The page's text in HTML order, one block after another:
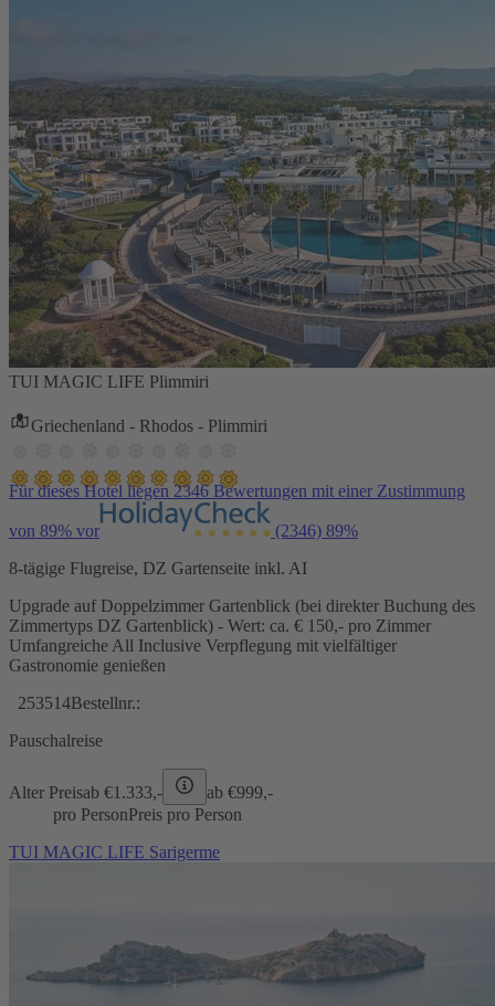
TUI MAGIC LIFE Plimmiri
Griechenland - Rhodos - Plimmiri
Für dieses Hotel liegen 2346 Bewertungen mit einer Zustimmung
von 89% vor (2346) 89%
8-tägige Flugreise, DZ Gartenseite inkl. AI
Upgrade auf Doppelzimmer Gartenblick (bei direkter Buchung des
Zimmertyps DZ Gartenblick) - Wert: ca. € 150,- pro Zimmer
Umfangreiche All Inclusive Verpflegung mit vielfältiger
Gastronomie genießen
253514Bestellnr.:
Pauschalreise
Alter Preisab €1.333,- ab €999,-
pro PersonPreis pro Person
TUI MAGIC LIFE Sarigerme